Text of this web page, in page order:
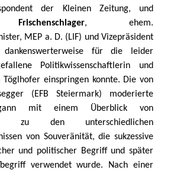
, ehem.
MEP a. D. (LIF) und Vizepräsident
für die leider
Politikwissenschaftlerin und
Töglhofer einspringen konnte. Die von
(EFB Steiermark) moderierte
mit einem Überblick von
zu den unterschiedlichen
von Souveränität, die sukzessive
und politischer Begriff und später
verwendet wurde. Nach einer